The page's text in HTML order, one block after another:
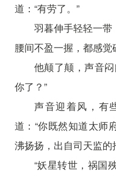
道：“有劳了。”
羽暮伸手轻轻一带
腰间不盈一握，都感觉
他颠了颠，声音
你了？”
声音迎着风，有
道：“你既然知道太师
沸扬扬，出自司天监的
“妖星转世，祸国